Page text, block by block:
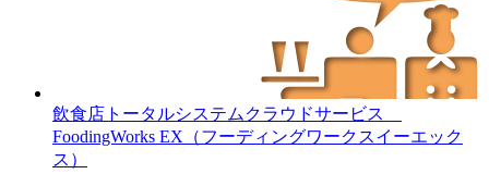
飲食店トータルシステムクラウドサービス
FoodingWorks EX（フーディングワークスイーエック
ス）